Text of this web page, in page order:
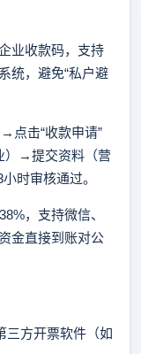
业收款码，支持
统，避免“私户避
击“收款申请”
）→提交资料（营
时审核通过。
，支持微信、
金直接到账对公
方开票软件（如